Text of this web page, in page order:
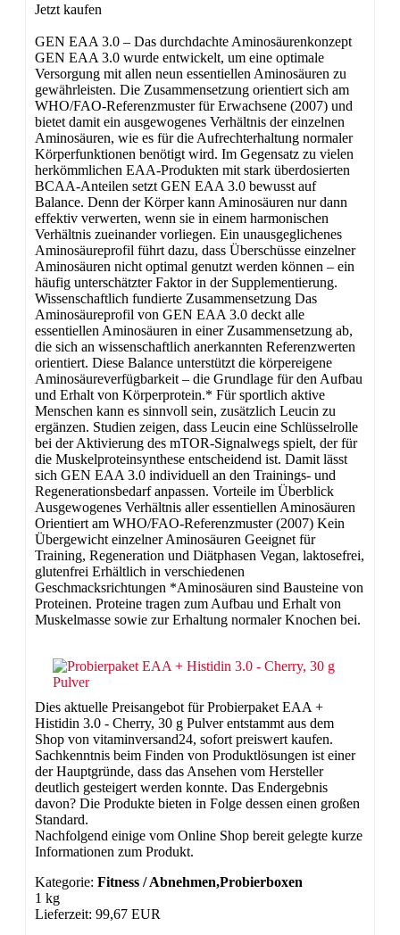
Jetzt kaufen
GEN EAA 3.0 – Das durchdachte Aminosäurenkonzept
GEN EAA 3.0 wurde entwickelt, um eine optimale
Versorgung mit allen neun essentiellen Aminosäuren zu
gewährleisten. Die Zusammensetzung orientiert sich am
WHO/FAO-Referenzmuster für Erwachsene (2007) und
bietet damit ein ausgewogenes Verhältnis der einzelnen
Aminosäuren, wie es für die Aufrechterhaltung normaler
Körperfunktionen benötigt wird. Im Gegensatz zu vielen
herkömmlichen EAA-Produkten mit stark überdosierten
BCAA-Anteilen setzt GEN EAA 3.0 bewusst auf
Balance. Denn der Körper kann Aminosäuren nur dann
effektiv verwerten, wenn sie in einem harmonischen
Verhältnis zueinander vorliegen. Ein unausgeglichenes
Aminosäureprofil führt dazu, dass Überschüsse einzelner
Aminosäuren nicht optimal genutzt werden können – ein
häufig unterschätzter Faktor in der Supplementierung.
Wissenschaftlich fundierte Zusammensetzung Das
Aminosäureprofil von GEN EAA 3.0 deckt alle
essentiellen Aminosäuren in einer Zusammensetzung ab,
die sich an wissenschaftlich anerkannten Referenzwerten
orientiert. Diese Balance unterstützt die körpereigene
Aminosäureverfügbarkeit – die Grundlage für den Aufbau
und Erhalt von Körperprotein.* Für sportlich aktive
Menschen kann es sinnvoll sein, zusätzlich Leucin zu
ergänzen. Studien zeigen, dass Leucin eine Schlüsselrolle
bei der Aktivierung des mTOR-Signalwegs spielt, der für
die Muskelproteinsynthese entscheidend ist. Damit lässt
sich GEN EAA 3.0 individuell an den Trainings- und
Regenerationsbedarf anpassen. Vorteile im Überblick
Ausgewogenes Verhältnis aller essentiellen Aminosäuren
Orientiert am WHO/FAO-Referenzmuster (2007) Kein
Übergewicht einzelner Aminosäuren Geeignet für
Training, Regeneration und Diätphasen Vegan, laktosefrei,
glutenfrei Erhältlich in verschiedenen
Geschmacksrichtungen *Aminosäuren sind Bausteine von
Proteinen. Proteine tragen zum Aufbau und Erhalt von
Muskelmasse sowie zur Erhaltung normaler Knochen bei.
Dies aktuelle Preisangebot für Probierpaket EAA +
Histidin 3.0 - Cherry, 30 g Pulver entstammt aus dem
Shop von vitaminversand24, sofort preiswert kaufen.
Sachkenntnis beim Finden von Produktlösungen ist einer
der Hauptgründe, dass das Ansehen vom Hersteller
deutlich gesteigert werden konnte. Das Endergebnis
davon? Die Produkte bieten in Folge dessen einen großen
Standard.
Nachfolgend einige vom Online Shop bereit gelegte kurze
Informationen zum Produkt.
Kategorie: Fitness / Abnehmen,Probierboxen
1 kg
Lieferzeit: 99,67 EUR